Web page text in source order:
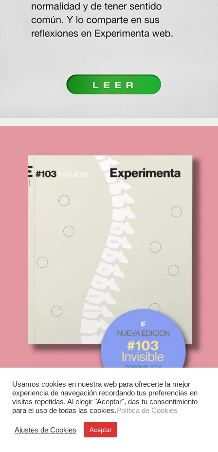
Usamos cookies en nuestra web para ofrecerte la mejor
experiencia de navegación recordando tus preferencias en
visitas repetidas. Al elegir "Aceptar", das tu consentimiento
para el uso de todas las cookies.Política de Cookies
Ajustes de Cookies Aceptar